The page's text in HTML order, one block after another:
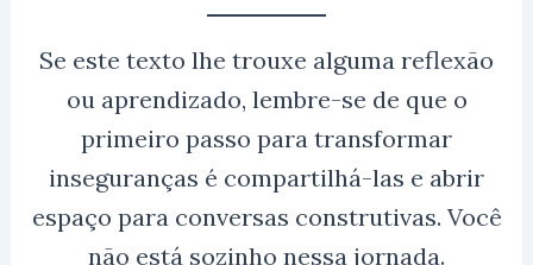
Se este texto lhe trouxe alguma reflexão
ou aprendizado, lembre-se de que o
primeiro passo para transformar
inseguranças é compartilhá-las e abrir
espaço para conversas construtivas. Você
não está sozinho nessa jornada.